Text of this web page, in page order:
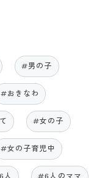
#男の子
#おきなわ
#女の子
#女の子育児中
人 #6人のママ